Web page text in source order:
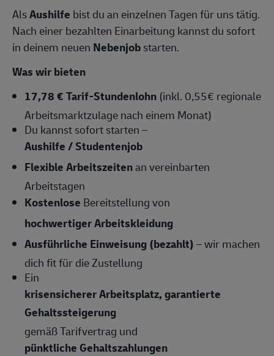
AlsAushilfe bist du an einzelnen Tagen für uns tätig.
Nach einer bezahlten Einarbeitung kannst du sofort
in deinem neuen Nebenjobstarten.
Was wir bieten
17,78 € Tarif-Stundenlohn (inkl. 0,55€ regionale
Arbeitsmarktzulage nach einem Monat)
Du kannst sofort starten –
Aushilfe / Studentenjob
Flexible Arbeitszeitenan vereinbarten
Arbeitstagen
Kostenlose Bereitstellung von
hochwertiger Arbeitskleidung
Ausführliche Einweisung (bezahlt)– wir machen
dich fit für die Zustellung
Ein
krisensicherer Arbeitsplatz, garantierte
Gehaltssteigerung
gemäß Tarifvertrag und
pünktliche Gehaltszahlungen